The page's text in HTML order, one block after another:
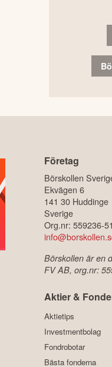
Företag
Börskollen
Ekvägen 6
141 30 Huddinge
Sverige
Org.nr: 559236-
Börskollen är en
FV AB, org.nr:
Aktier &
Aktietips
Investmentbolag
Fondrobotar
Bästa fonderna